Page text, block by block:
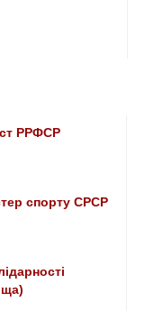
РРФСР
спорту СРСР